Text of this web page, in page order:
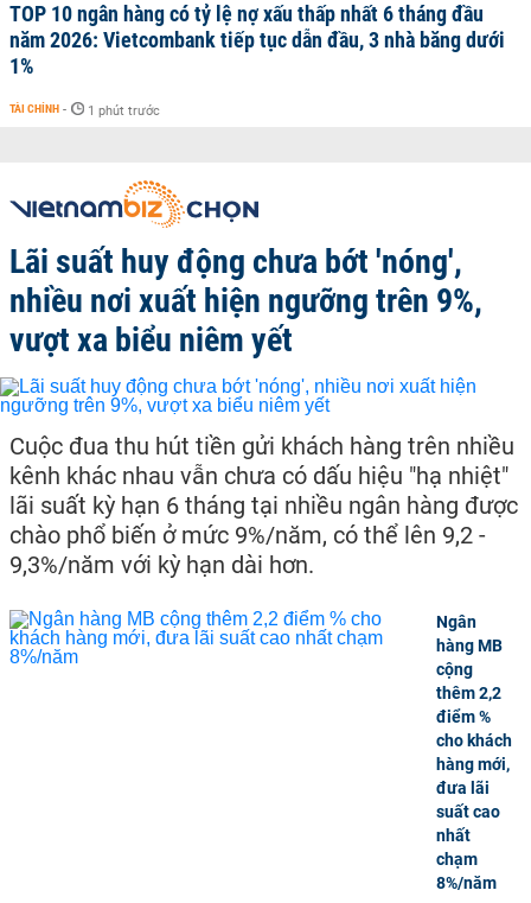
TOP 10 ngân hàng có tỷ lệ nợ xấu thấp nhất 6 tháng đầu
năm 2026: Vietcombank tiếp tục dẫn đầu, 3 nhà băng dưới
1%
TÀI CHÍNH - 1 phút trước
Lãi suất huy động chưa bớt 'nóng',
nhiều nơi xuất hiện ngưỡng trên 9%,
vượt xa biểu niêm yết
Cuộc đua thu hút tiền gửi khách hàng trên nhiều
kênh khác nhau vẫn chưa có dấu hiệu "hạ nhiệt"
lãi suất kỳ hạn 6 tháng tại nhiều ngân hàng được
chào phổ biến ở mức 9%/năm, có thể lên 9,2 -
9,3%/năm với kỳ hạn dài hơn.
Ngân
hàng MB
cộng
thêm 2,2
điểm %
cho khách
hàng mới,
đưa lãi
suất cao
nhất
chạm
8%/năm